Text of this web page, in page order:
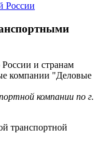
России
и странам
компании "Деловые
компании по г.
транспортной